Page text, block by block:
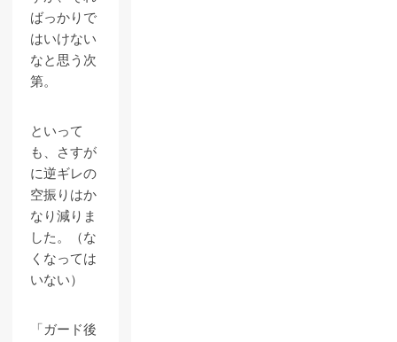
ばっかりで
はいけない
なと思う次
第。
といって
も、さすが
に逆ギレの
空振りはか
なり減りま
した。（な
くなっては
いない）
「ガード後